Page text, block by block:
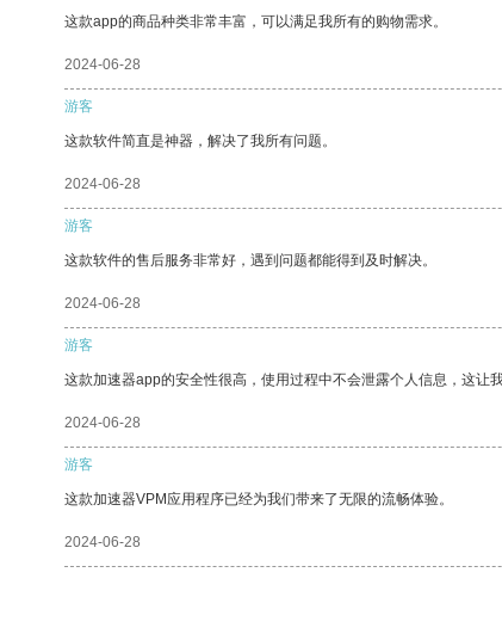
这款app的商品种类非常丰富，可以满足我所有的购物需求。
2024-06-28
游客
这款软件简直是神器，解决了我所有问题。
2024-06-28
游客
这款软件的售后服务非常好，遇到问题都能得到及时解决。
2024-06-28
游客
这款加速器app的安全性很高，使用过程中不会泄露个人信息，这让
2024-06-28
游客
这款加速器VPM应用程序已经为我们带来了无限的流畅体验。
2024-06-28